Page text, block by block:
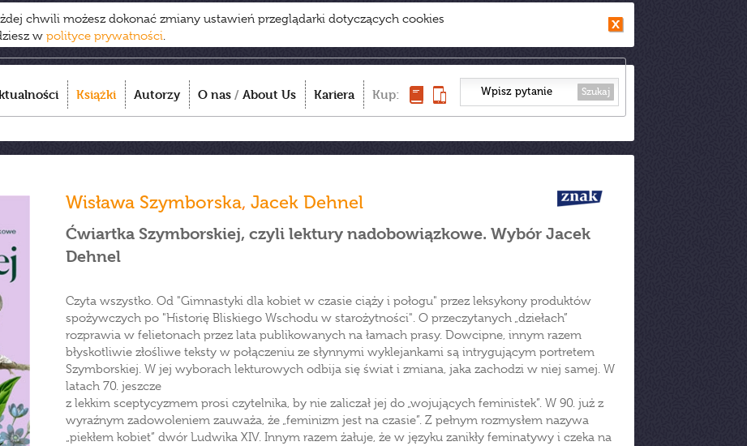
chwili możesz dokonać zmiany ustawień przeglądarki dotyczących cookies
w polityce prywatności.
Książki Autorzy O nas / About Us Kariera Kup: Szukaj
Wisława Szymborska, Jacek Dehnel
Ćwiartka Szymborskiej, czyli lektury nadobowiązkowe. Wybór Jacek
Dehnel
Czyta wszystko. Od "Gimnastyki dla kobiet w czasie ciąży i połogu" przez leksykony produktów
spożywczych po "Historię Bliskiego Wschodu w starożytności". O przeczytanych „dziełach”
rozprawia w felietonach przez lata publikowanych na łamach prasy. Dowcipne, innym razem
błyskotliwie złośliwe teksty w połączeniu ze słynnymi wyklejankami są intrygującym portretem
Szymborskiej. W jej wyborach lekturowych odbija się świat i zmiana, jaka zachodzi w niej samej. W
latach 70. jeszcze
z lekkim sceptycyzmem prosi czytelnika, by nie zaliczał jej do „wojujących feministek”. W 90. już z
wyraźnym zadowoleniem zauważa, że „feminizm jest na czasie”. Z pełnym rozmysłem nazywa
„piekłem kobiet” dwór Ludwika XIV. Innym razem żałuje, że w języku zanikły feminatywy i czeka na